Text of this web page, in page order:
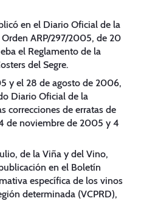
en el Diario Oficial de la
ARP/297/2005, de 20
el Reglamento de la
del Segre.
y el 28 de agosto de 2006,
Diario Oficial de la
correcciones de erratas de
de noviembre de 2005 y 4
de la Viña y del Vino,
en el Boletín
específica de los vinos
determinada (VCPRD),